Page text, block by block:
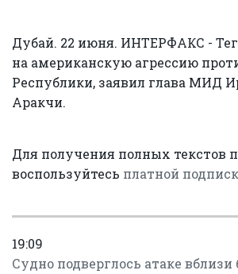
Дубай. 22 июня. ИНТЕРФАКС -
на американскую агрессию
Республики, заявил глава МИД
Аракчи.
Для получения полных текстов
воспользуйтесь платной
19:09
Судно подверглось атаке вблизи